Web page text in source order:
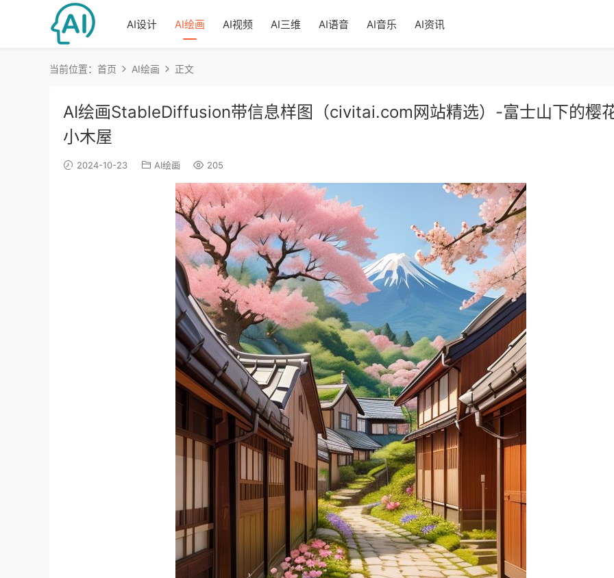
AI设计 AI绘画 AI视频 AI三维 AI语音 AI音乐 AI资讯
当前位置： 首页 AI绘画 正文
AI绘画StableDiffusion带信息样图（civitai.com网站精选）-富士山下的樱
小木屋
2024-10-23 AI绘画 205